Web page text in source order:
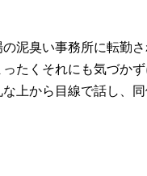
泥臭い事務所に転勤
たくそれにも気づか
上から目線で話し、